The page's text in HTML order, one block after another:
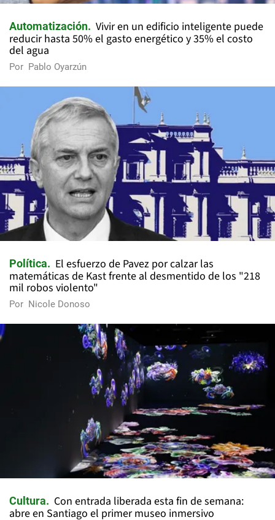
Automatización
Vivir en un edificio inteligente puede
reducir hasta 50% el gasto energético y 35% el costo
del agua
Por Pablo Oyarzún
Política
El esfuerzo de Pavez por calzar las
matemáticas de Kast frente al desmentido de los "218
mil robos violento"
Por Nicole Donoso
Cultura
Con entrada liberada esta fin de semana:
abre en Santiago el primer museo inmersivo